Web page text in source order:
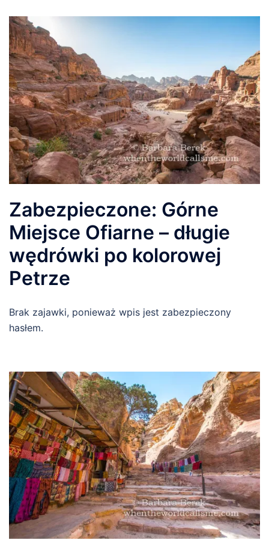
Zabezpieczone: Górne
Miejsce Ofiarne – długie
wędrówki po kolorowej
Petrze
Brak zajawki, ponieważ wpis jest zabezpieczony
hasłem.